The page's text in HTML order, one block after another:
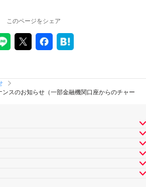
このページをシェア
スのお知らせ（一部金融機関口座からのチャー